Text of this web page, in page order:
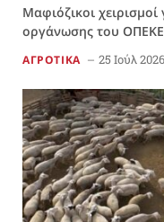
Μαφιόζικοι
οργάνωσης του
ΑΓΡΟΤΙΚΑ 25 Ιούλ